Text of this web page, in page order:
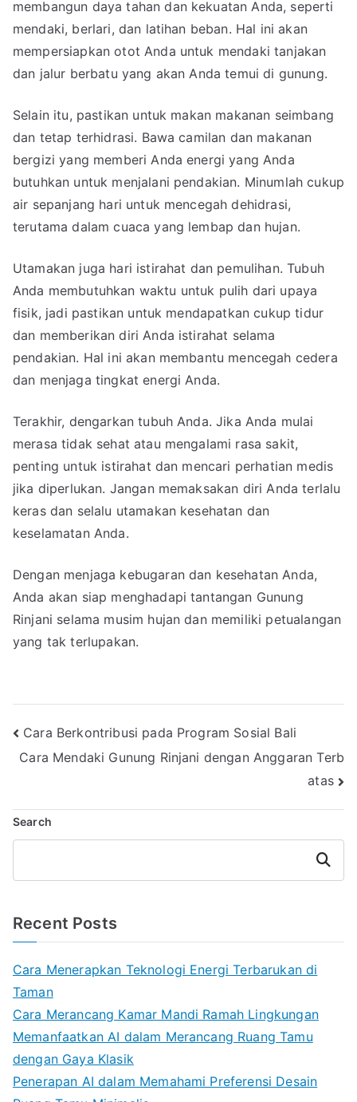
membangun daya tahan dan kekuatan Anda, seperti
mendaki, berlari, dan latihan beban. Hal ini akan
mempersiapkan otot Anda untuk mendaki tanjakan
dan jalur berbatu yang akan Anda temui di gunung.
Selain itu, pastikan untuk makan makanan seimbang
dan tetap terhidrasi. Bawa camilan dan makanan
bergizi yang memberi Anda energi yang Anda
butuhkan untuk menjalani pendakian. Minumlah cukup
air sepanjang hari untuk mencegah dehidrasi,
terutama dalam cuaca yang lembap dan hujan.
Utamakan juga hari istirahat dan pemulihan. Tubuh
Anda membutuhkan waktu untuk pulih dari upaya
fisik, jadi pastikan untuk mendapatkan cukup tidur
dan memberikan diri Anda istirahat selama
pendakian. Hal ini akan membantu mencegah cedera
dan menjaga tingkat energi Anda.
Terakhir, dengarkan tubuh Anda. Jika Anda mulai
merasa tidak sehat atau mengalami rasa sakit,
penting untuk istirahat dan mencari perhatian medis
jika diperlukan. Jangan memaksakan diri Anda terlalu
keras dan selalu utamakan kesehatan dan
keselamatan Anda.
Dengan menjaga kebugaran dan kesehatan Anda,
Anda akan siap menghadapi tantangan Gunung
Rinjani selama musim hujan dan memiliki petualangan
yang tak terlupakan.
Post
navigation
Cara Berkontribusi pada Program Sosial Bali
Cara Mendaki Gunung Rinjani dengan Anggaran Terb
atas
Search
Search
Recent Posts
Cara Menerapkan Teknologi Energi Terbarukan di
Taman
Cara Merancang Kamar Mandi Ramah Lingkungan
Memanfaatkan AI dalam Merancang Ruang Tamu
dengan Gaya Klasik
Penerapan AI dalam Memahami Preferensi Desain